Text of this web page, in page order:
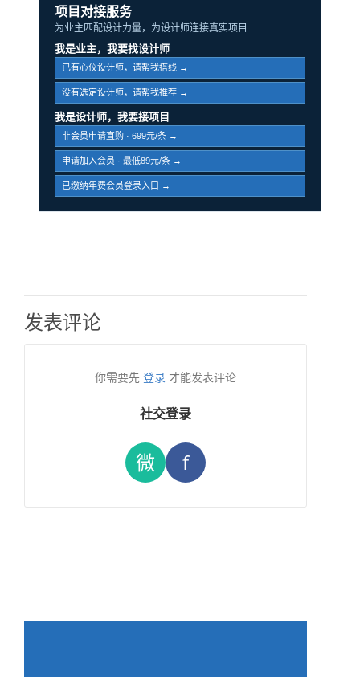
项目对接服务
为业主匹配设计力量，为设计师连接真实项目
我是业主，我要找设计师
已有心仪设计师，请帮我搭线 →
没有选定设计师，请帮我推荐 →
我是设计师，我要接项目
非会员申请直购 · 699元/条 →
申请加入会员 · 最低89元/条 →
已缴纳年费会员登录入口 →
发表评论
你需要先 登录 才能发表评论
社交登录
微 f